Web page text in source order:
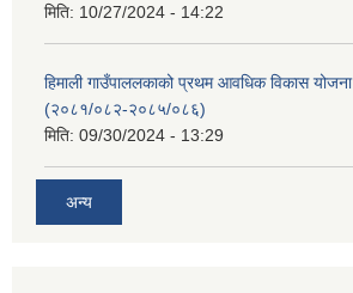
मिति: 10/27/2024 - 14:22
हिमाली गाउँपाललकाको प्रथम आवधिक विकास योजना
(२०८१/०८२-२०८५/०८६)
मिति: 09/30/2024 - 13:29
अन्य